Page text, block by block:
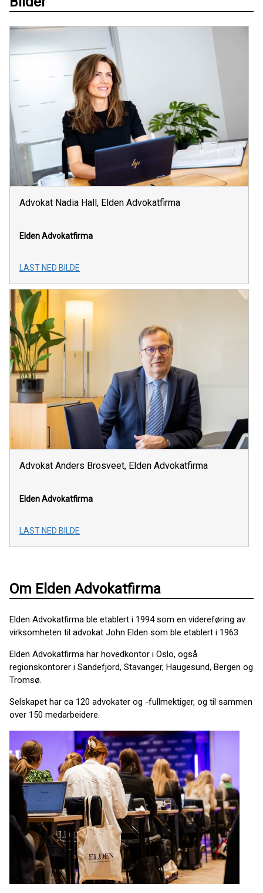
Advokat Nadia Hall, Elden Advokatfirma
Elden Advokatfirma
LAST NED BILDE
Advokat Anders Brosveet, Elden Advokatfirma
Elden Advokatfirma
LAST NED BILDE
Om Elden Advokatfirma
Elden Advokatfirma ble etablert i 1994 som en videreføring av
virksomheten til advokat John Elden som ble etablert i 1963.
Elden Advokatfirma har hovedkontor i Oslo, også
regionskontorer i Sandefjord, Stavanger, Haugesund, Bergen og
Tromsø.
Selskapet har ca 120 advokater og -fullmektiger, og til sammen
over 150 medarbeidere.